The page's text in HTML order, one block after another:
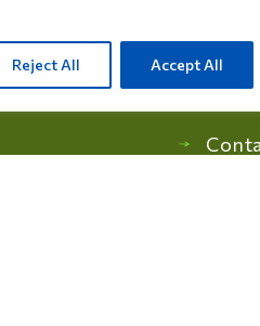
Reject All Accept All